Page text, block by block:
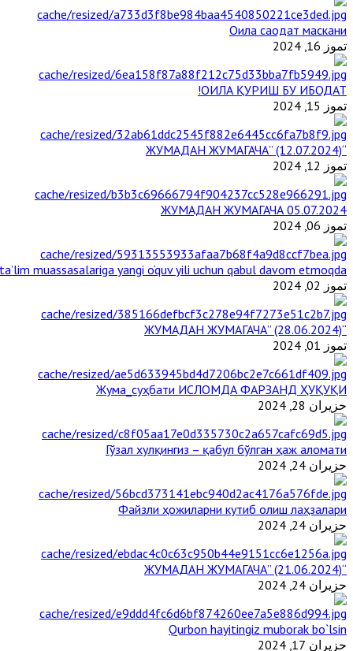
Оила саодат маскани
تموز 16, 2024
ОИЛА ҚУРИШ БУ ИБОДАТ!
تموز 15, 2024
“ЖУМАДАН ЖУМАГАЧА” (12.07.2024)
تموز 12, 2024
ЖУМАДАН ЖУМАГАЧА 05.07.2024
تموز 06, 2024
muassasalariga yangi o‘quv yili uchun qabul davom etmoqda
تموز 02, 2024
“ЖУМАДАН ЖУМАГАЧА” (28.06.2024)
تموز 01, 2024
Жума_суҳбати ИСЛОМДА ФАРЗАНД ҲУҚУҚИ
حزيران 28, 2024
Гўзал хулқингиз – қабул бўлган ҳаж аломати
حزيران 24, 2024
Файзли ҳожиларни кутиб олиш лаҳзалари
حزيران 24, 2024
“ЖУМАДАН ЖУМАГАЧА” (21.06.2024)
حزيران 24, 2024
Qurbon hayitingiz muborak bo`lsin
حزيران 17, 2024